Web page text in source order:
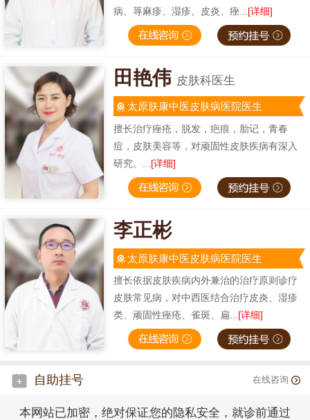
病、荨麻疹、湿疹、皮炎、痤... [详细]
田艳伟 皮肤科医生
太原肤康中医皮肤病医院医生
擅长治疗痤疮，脱发，疤痕，胎记，青春
痘，皮肤美容等，对顽固性皮肤疾病有深入
研究。... [详细]
李正彬
太原肤康中医皮肤病医院医生
擅长依据皮肤疾病内外兼治的治疗原则诊疗
皮肤常见病，对中西医结合治疗皮炎、湿疹
类、顽固性痤疮、雀斑、扁...[详细]
自助挂号 在线咨询
本网站已加密，绝对保证您的隐私安全，就诊前通过